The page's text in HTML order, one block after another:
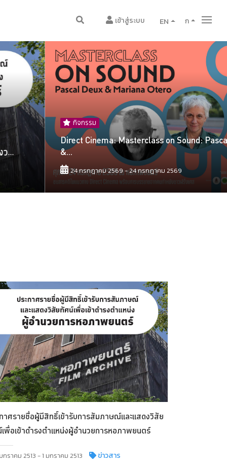
เข้าสู่ระบบ EN ก
กิจกรรม
Direct Cinema: Masterclass on Sound: Pascal Deux
&...
24 กรกฎาคม 2569 - 24 กรกฎาคม 2569
าศรายชื่อผู้มีสิทธิ์เข้ารับการสัมภาษณ์และแสดงวิสัย
พื่อเข้าดำรงตำแหน่งผู้อำนวยการหอภาพยนตร์
กราคม 2513 - 1 มกราคม 2513 ข่าวสาร